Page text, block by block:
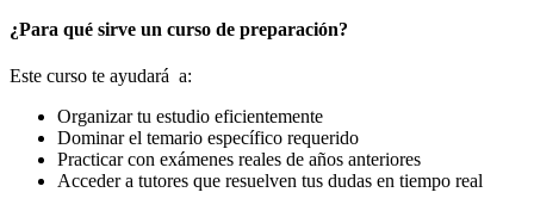
¿Para qué sirve un curso de preparación?
Este curso te ayudará a:
Organizar tu estudio eficientemente
Dominar el temario específico requerido
Practicar con exámenes reales de años anteriores
Acceder a tutores que resuelven tus dudas en tiempo real